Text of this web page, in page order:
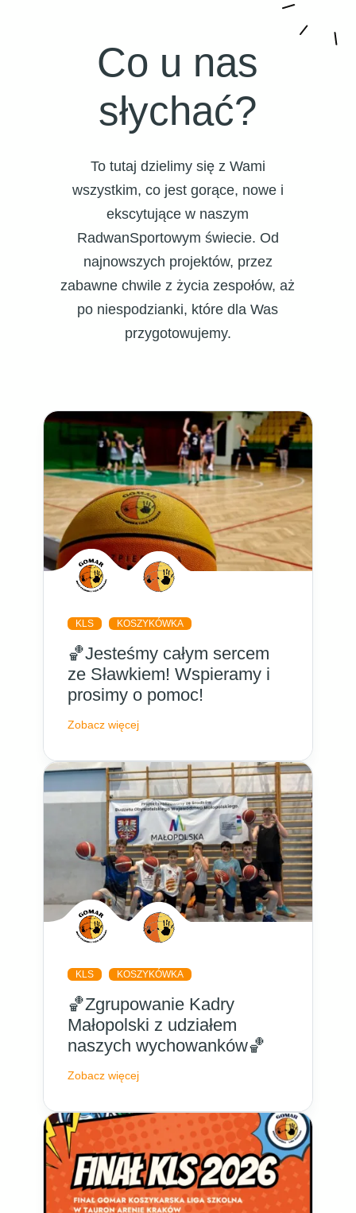
Co u nas
słychać?
To tutaj dzielimy się z Wami
wszystkim, co jest gorące, nowe i
ekscytujące w naszym
RadwanSportowym świecie. Od
najnowszych projektów, przez
zabawne chwile z życia zespołów, aż
po niespodzianki, które dla Was
przygotowujemy.
KLS KOSZYKÓWKA
🏀Jesteśmy całym sercem
ze Sławkiem! Wspieramy i
prosimy o pomoc!
Zobacz więcej
KLS KOSZYKÓWKA
🏀Zgrupowanie Kadry
Małopolski z udziałem
naszych wychowanków🏀
Zobacz więcej